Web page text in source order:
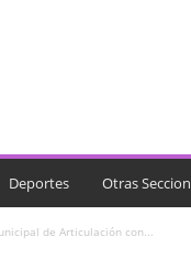
Deportes Otras
de Articulación con...